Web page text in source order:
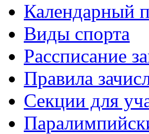
Календарный
Виды спорта
Рассписание
Правила
Секции для